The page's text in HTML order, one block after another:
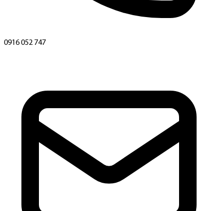
0916 052 747